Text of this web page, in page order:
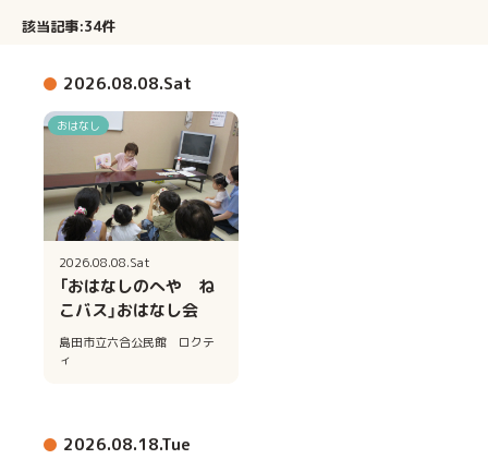
該当記事:34件
2026.08.08.Sat
おはなし
2026.08.08.Sat
「おはなしのへや ね
こバス」おはなし会
島田市立六合公民館 ロクテ
ィ
2026.08.18.Tue